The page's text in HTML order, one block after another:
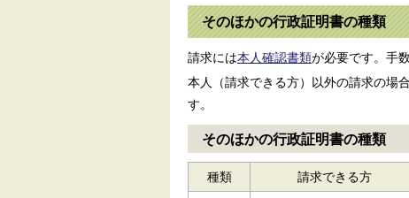
そのほかの行政証明書の種類
請求には本人確認書類が必要です。手
本人（請求できる方）以外の請求の場
す。
そのほかの行政証明書の種類
種類 請求できる方